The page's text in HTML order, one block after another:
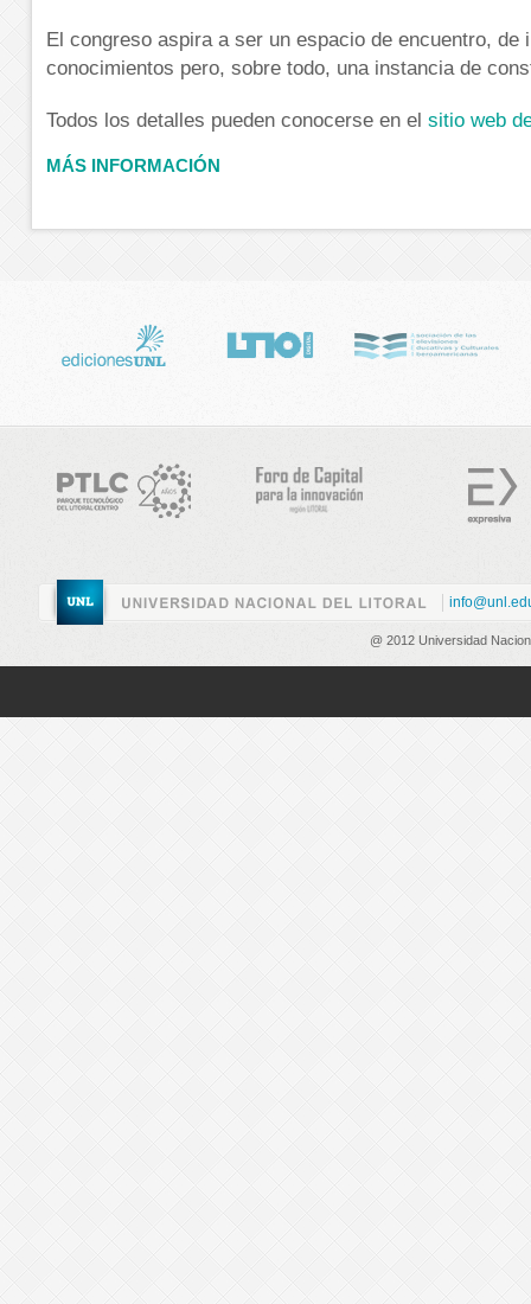
El congreso aspira a ser un espacio de encuentro, de
conocimientos pero, sobre todo, una instancia de
Todos los detalles pueden conocerse en el sitio web
MÁS INFORMACIÓN
@ 2012 Universidad